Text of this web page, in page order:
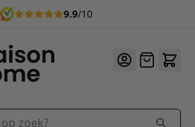
9.9/10
Offerte